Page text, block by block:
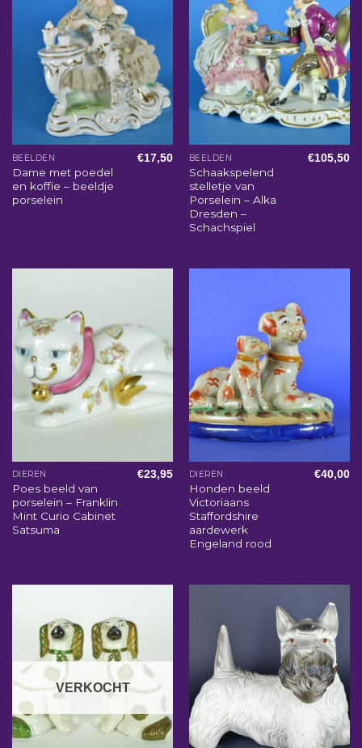
BEELDEN
Dame met poedel
en koffie – beeldje
porselein
€17,50 BEELDEN
Schaakspelend
stelletje van
Porselein – Alka
Dresden –
Schachspiel
€105,50
DIEREN
Poes beeld van
porselein – Franklin
Mint Curio Cabinet
Satsuma
€23,95 DIEREN
Honden beeld
Victoriaans
Staffordshire
aardewerk
Engeland rood
€40,00
VERKOCHT